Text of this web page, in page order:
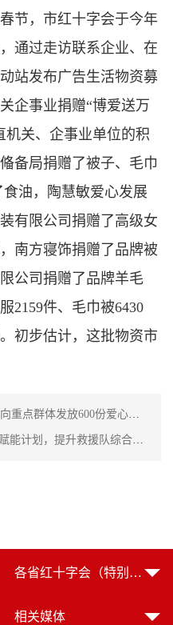
节，市红十字会于今年
通过走访联系企业、在
站发布广告生活物资募
企事业捐赠“博爱送万
机关、企事业单位的积
备局捐赠了被子、毛巾
油，陶慧敏爱心发展
有限公司捐赠了高级女
南方寝饰捐赠了品牌被
公司捐赠了品牌羊毛
2159件、毛巾被6430
初步估计，这批物资市
点群体发放600份爱心应急包
计划，提升救援队综合素养
各省红十字会（特别行政区红十字会）
相关媒体